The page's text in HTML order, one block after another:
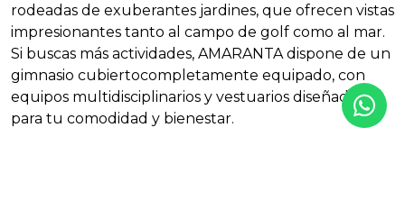
rodeadas de exuberantes jardines, que ofrecen vistas
impresionantes tanto al campo de golf como al mar.
Si buscas más actividades, AMARANTA dispone de un
gimnasio cubiertocompletamente equipado, con
equipos multidisciplinarios y vestuarios diseñados
para tu comodidad y bienestar.